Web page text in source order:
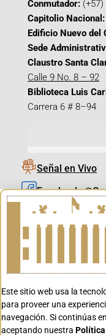
Conmutador:
Capitolio Nacional:
Edificio Nuevo del
Sede
Claustro Santa
Calle 9 No. 8 – 92
Biblioteca Luis
Carrera 6 # 8–94
Señal en Vivo
Este sitio web usa la
para proveer una
navegación. Si continúas
aceptando nuestra Política